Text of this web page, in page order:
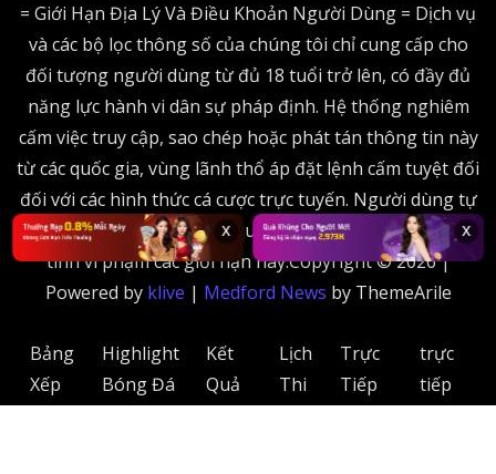
= Giới Hạn Địa Lý Và Điều Khoản Người Dùng = Dịch vụ
và các bộ lọc thông số của chúng tôi chỉ cung cấp cho
đối tượng người dùng từ đủ 18 tuổi trở lên, có đầy đủ
năng lực hành vi dân sự pháp định. Hệ thống nghiêm
cấm việc truy cập, sao chép hoặc phát tán thông tin này
từ các quốc gia, vùng lãnh thổ áp đặt lệnh cấm tuyệt đối
đối với các hình thức cá cược trực tuyến. Người dùng tự
chịu trách nhiệm trước cơ quan chức năng sở tại nếu cố
tình vi phạm các giới hạn này.Copyright © 2026 |
Powered by klive | Medford News by ThemeArile
Bảng
Xếp
Highlight
Bóng Đá
Kết
Quả
Lịch
Thi
Trực
Tiếp
trực
tiếp
x x